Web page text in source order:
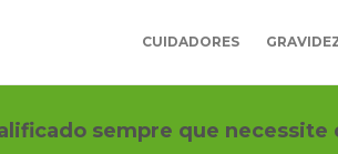
CUIDADORES
sempre que